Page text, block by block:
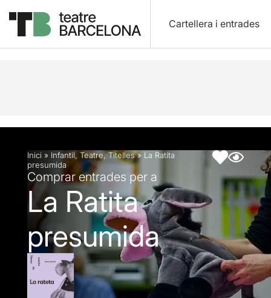
Cartellera i entrades
Descripció Fitxa artística
Inici » Infantil, Teatre,Titelles» La Ratita
presumida
Comprar entrades per a
La Ratita
presumida